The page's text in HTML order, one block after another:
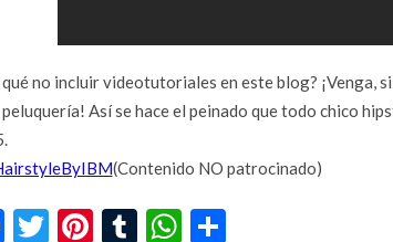
qué no incluir videotutoriales en este blog? ¡Venga,
peluquería! Así se hace el peinado que todo chico
(Contenido NO patrocinado)
Facebook
Twitter
Pinterest
TumblrWhatsApp
Compartir